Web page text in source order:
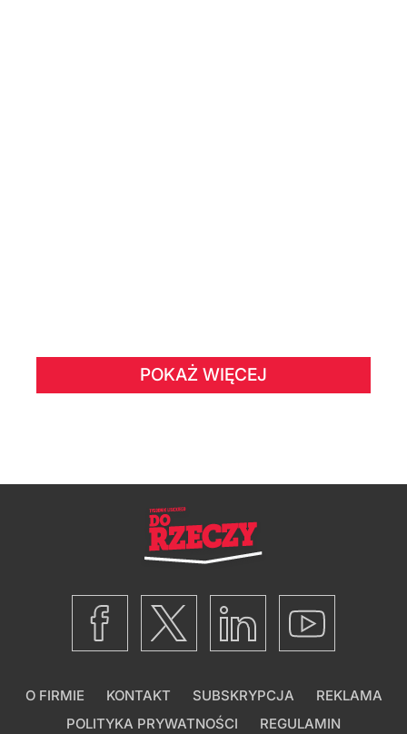
POKAŻ WIĘCEJ
O FIRMIE KONTAKT SUBSKRYPCJA
REKLAMA
POLITYKA PRYWATNOŚCI
REGULAMIN